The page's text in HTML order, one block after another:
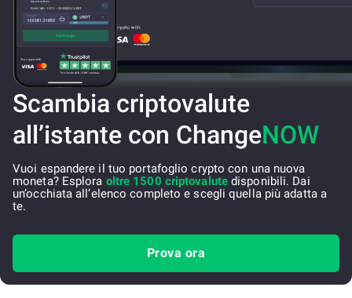
Scambia criptovalute
all’istante con ChangeNOW
Vuoi espandere il tuo portafoglio crypto con una nuova
moneta? Esplora oltre 1500 criptovalutedisponibili. Dai
un’occhiata all’elenco completo e scegli quella più adatta a
te.
Prova ora